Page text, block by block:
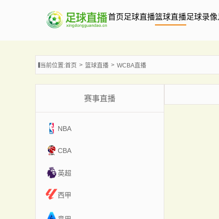
首页足球直播篮球直播足球录像
当前位置:首页 篮球直播 WCBA直播
赛事直播
NBA
CBA
英超
西甲